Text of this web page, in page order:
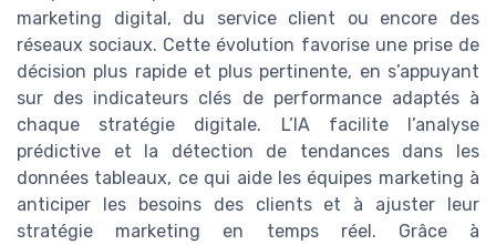
marketing digital, du service client ou encore des
réseaux sociaux. Cette évolution favorise une prise de
décision plus rapide et plus pertinente, en s’appuyant
sur des indicateurs clés de performance adaptés à
chaque stratégie digitale. L’IA facilite l’analyse
prédictive et la détection de tendances dans les
données tableaux, ce qui aide les équipes marketing à
anticiper les besoins des clients et à ajuster leur
stratégie marketing en temps réel. Grâce à